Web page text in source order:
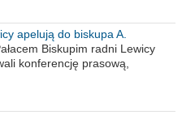
apelują do biskupa A.
Biskupim radni Lewicy
konferencję prasową,